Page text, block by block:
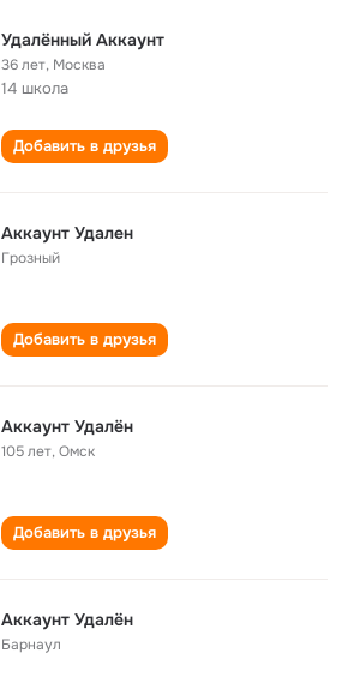
Удалëнный Аккаунт
36 лет, Москва
14 школа
Добавить в друзья
Аккаунт Удален
Грозный
Добавить в друзья
Аккаунт Удалён
105 лет,Омск
Добавить в друзья
Аккаунт Удалён
Барнаул